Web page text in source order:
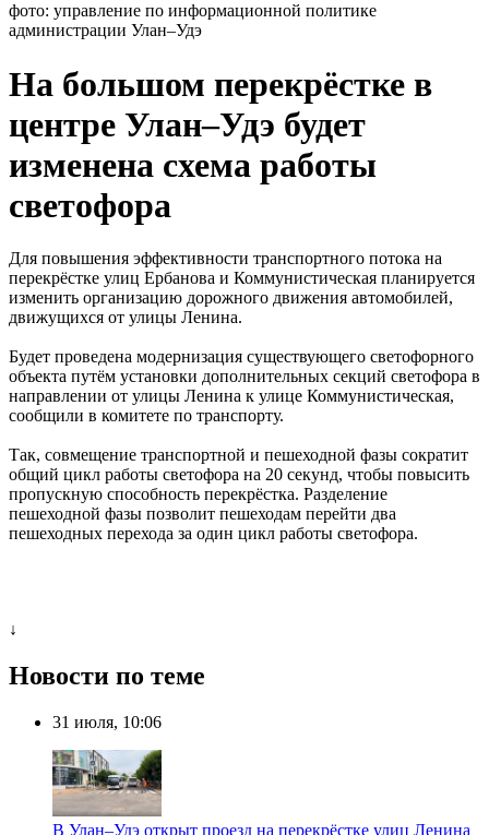
фото: управление по информационной политике
администрации Улан–Удэ
На большом перекрёстке в
центре Улан–Удэ будет
изменена схема работы
светофора
Для повышения эффективности транспортного потока на
перекрёстке улиц Ербанова и Коммунистическая планируется
изменить организацию дорожного движения автомобилей,
движущихся от улицы Ленина.
Будет проведена модернизация существующего светофорного
объекта путём установки дополнительных секций светофора в
направлении от улицы Ленина к улице Коммунистическая,
сообщили в комитете по транспорту.
Так, совмещение транспортной и пешеходной фазы сократит
общий цикл работы светофора на 20 секунд, чтобы повысить
пропускную способность перекрёстка. Разделение
пешеходной фазы позволит пешеходам перейти два
пешеходных перехода за один цикл работы светофора.
↓
Новости по теме
31 июля, 10:06
В Улан–Удэ открыт проезд на перекрёстке улиц Ленина